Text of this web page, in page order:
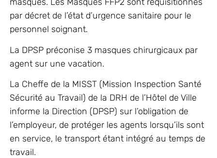
par décret de l’état d’urgence sanitaire pour le
personnel soignant.
La DPSP préconise 3 masques chirurgicaux par
agent sur une vacation.
La Cheffe de la MISST (Mission Inspection Santé
Sécurité au Travail) de la DRH de l’Hôtel de Ville
informe la Direction (DPSP) sur l’obligation de
l’employeur, de protéger les agents lorsqu’ils sont
en service, le transport étant intégré au temps de
travail.